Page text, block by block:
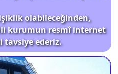
olabileceğinden,
kurumun resmî internet
tavsiye ederiz.